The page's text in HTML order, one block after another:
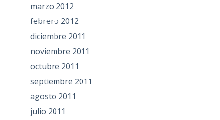
marzo 2012
febrero 2012
diciembre 2011
noviembre 2011
octubre 2011
septiembre 2011
agosto 2011
julio 2011